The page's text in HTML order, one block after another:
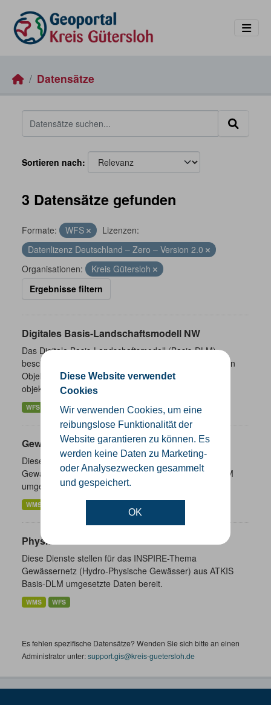
Diese Website verwendet
Cookies
Wir verwenden Cookies, um eine
reibungslose Funktionalität der
Website garantieren zu können. Es
werden keine Daten zu Marketing-
oder Analysezwecken gesammelt
und gespeichert.
OK
Datensätze
Sortieren nach
3 Datensätze gefunden
Formate: WFS
Lizenzen:
Datenlizenz Deutschland – Zero – Version 2.0
Organisationen:
Kreis Gütersloh
Ergebnisse filtern
Digitales Basis-Landschaftsmodell NW
Das Digitale Basis-Landschaftsmodell (Basis-DLM)
beschreibt die Landschaft in Form von topographischen
Objekten und stellt einen präsentationsneutralen,
objektbasierten...
WFS WMS
Gewässernetzwerk
Diese Dienste stellen für das INSPIRE-Thema
Gewässernetz (Hydro-Netzwerk) aus ATKIS Basis-DLM
umgesetzte Daten bereit.
WMS
Physische Gewässer
Diese Dienste stellen für das INSPIRE-Thema
Gewässernetz (Hydro-Physische Gewässer) aus ATKIS
Basis-DLM umgesetzte Daten bereit.
WMS WFS
Es fehlen spezifische Datensätze? Wenden Sie sich bitte an einen
Administrator unter:support.gis@kreis-guetersloh.de